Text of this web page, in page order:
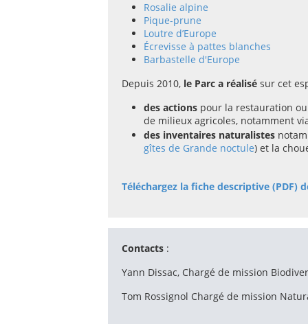
Rosalie alpine
Pique-prune
Loutre d’Europe
Écrevisse à pattes blanches
Barbastelle d'Europe
Depuis 2010, le Parc a réalisé sur cet
des actions pour la restauration
de milieux agricoles, notamment
des inventaires naturalistes
gîtes de Grande noctule) et la
Téléchargez la fiche descriptive (PDF)
Contacts :
Yann Dissac, Chargé de mission
Tom Rossignol Chargé de mission